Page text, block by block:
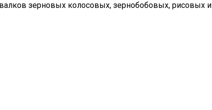
зерновых колосовых, зернобобовых, рисовых